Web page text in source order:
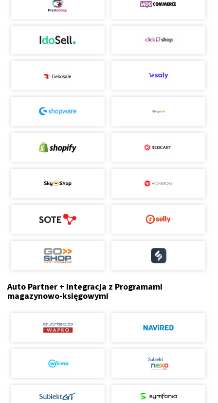
Auto Partner + Integracja z Programami
magazynowo-księgowymi